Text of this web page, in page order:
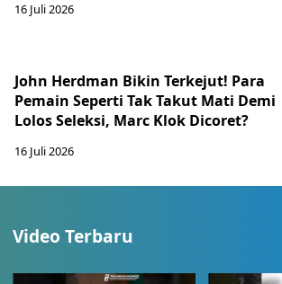
16 Juli 2026
John Herdman Bikin Terkejut! Para
Pemain Seperti Tak Takut Mati Demi
Lolos Seleksi, Marc Klok Dicoret?
16 Juli 2026
Video Terbaru